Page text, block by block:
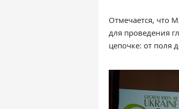
Отмечается, что
для проведения
цепочке: от поля